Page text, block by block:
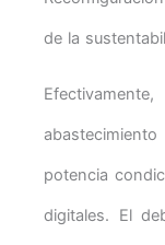
de la
potencia
digitales. El